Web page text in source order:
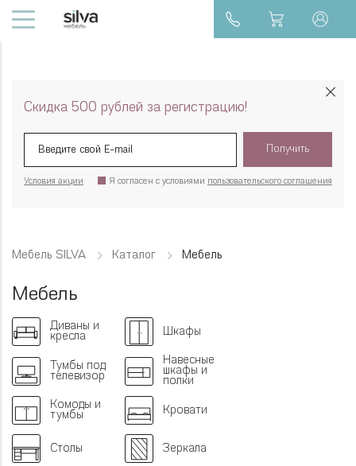
Скидка 500 рублей за регистрацию!
Получить
Я согласен с условиями пользовательского соглашения
Условия акции
Мебель SILVA Каталог Мебель
Мебель
Диваны и
кресла
Шкафы
Тумбы под
телевизор
Навесные
шкафы и
полки
Комоды и
тумбы
Кровати
Столы Зеркала